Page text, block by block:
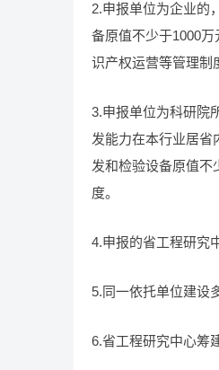
2.申报单位为企业的
备原值不少于1000
识产权运营等管理制
3.申报单位为科研院
发能力在本行业居省
发和检验设备原值不
度。
4.申报的省工程研究
5.同一依托单位建设
6.省工程研究中心筹